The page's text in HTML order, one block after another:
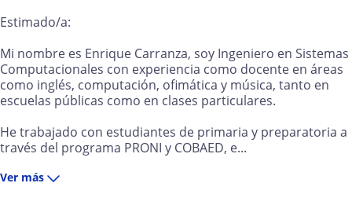
Estimado/a:
Mi nombre es Enrique Carranza, soy Ingeniero en Sistemas
Computacionales con experiencia como docente en áreas
como inglés, computación, ofimática y música, tanto en
escuelas públicas como en clases particulares.
He trabajado con estudiantes de primaria y preparatoria a
través del programa PRONI y COBAED, e...
Ver más